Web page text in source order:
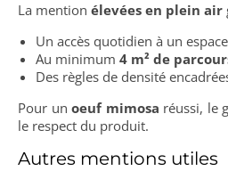
La mention élevées en plein air
Un accès quotidien à un
Au minimum 4 m² de
Des règles de densité
Pour unoeuf mimosa réussi, le
le respect du produit.
Autres mentions utiles